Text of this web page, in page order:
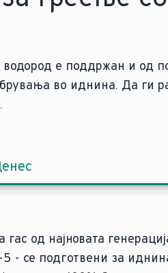
е поддржан и од
во иднина. Да ги
од најновата
5 - се подготвени за